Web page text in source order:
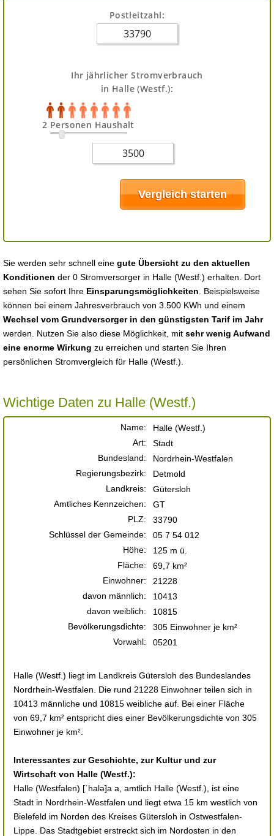
Postleitzahl:
Ihr jährlicher Stromverbrauch
in Halle (Westf.):
2 Personen Haushalt
Sie werden sehr schnell eine gute Übersicht zu den aktuellen
Konditionen der 0 Stromversorger in Halle (Westf.) erhalten. Dort
sehen Sie sofort Ihre Einsparungsmöglichkeiten . Beispielsweise
können bei einem Jahresverbrauch von 3.500 KWh und einem
Wechsel vom Grundversorger in den günstigsten Tarif im Jahr
werden. Nutzen Sie also diese Möglichkeit, mit sehr wenig Aufwand
eine enorme Wirkung zu erreichen und starten Sie Ihren
persönlichen Stromvergleich für Halle (Westf.).
Wichtige Daten zu Halle (Westf.)
Name:
Halle (Westf.)
Art:
Stadt
Bundesland:
Nordrhein-Westfalen
Regierungsbezirk:
Detmold
Landkreis:
Gütersloh
Amtliches Kennzeichen:
GT
PLZ:
33790
Schlüssel der Gemeinde:
05 7 54 012
Höhe:
125 m ü.
Fläche:
69,7 km²
Einwohner:
21228
davon männlich:
10413
davon weiblich:
10815
Bevölkerungsdichte:
305 Einwohner je km²
Vorwahl:
05201
Halle (Westf.) liegt im Landkreis Gütersloh des Bundeslandes
Nordrhein-Westfalen. Die rund 21228 Einwohner teilen sich in
10413 männliche und 10815 weibliche auf. Bei einer Fläche
von 69,7 km² entspricht dies einer Bevölkerungsdichte von 305
Einwohner je km².
Interessantes zur Geschichte, zur Kultur und zur
Wirtschaft von Halle (Westf.):
Halle (Westfalen) [ˈhalə]a a, amtlich Halle (Westf.), ist eine
Stadt in Nordrhein-Westfalen und liegt etwa 15 km westlich von
Bielefeld im Norden des Kreises Gütersloh in Ostwestfalen-
Lippe. Das Stadtgebiet erstreckt sich im Nordosten in den